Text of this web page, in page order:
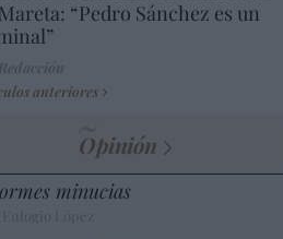
“Pedro Sánchez es un
anteriores
Opinión
minucias